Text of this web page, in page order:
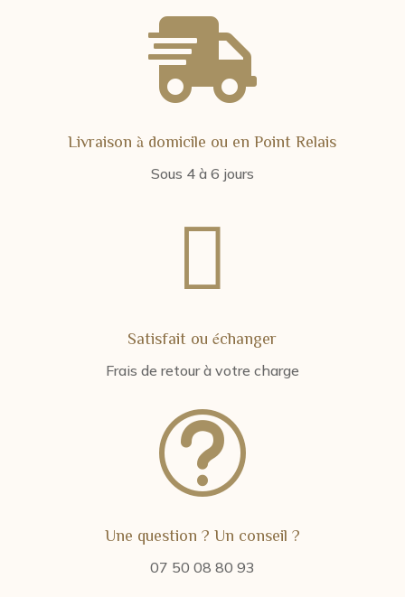

Livraison à domicile ou en Point Relais
Sous 4 à 6 jours

Satisfait ou échanger
Frais de retour à votre charge
t
Une question ? Un conseil ?
07 50 08 80 93